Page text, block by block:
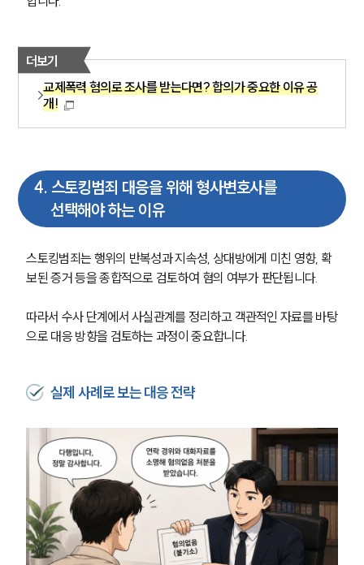
형사 법률정보
형사소송·상담후기
형사그룹 업무
전체
구성원 소개
형사전문변호사
소식/자료
공지사항
법률 블로그
뉴스레터/브로슈어
세미나
대륜법률상담예약
대륜법률상담예약
더보기
교제폭력 혐의로 조사를 받는다면? 합의가 중요한 이유 공
개!
4. 스토킹범죄 대응을 위해 형사변호사를
선택해야 하는 이유
스토킹범죄는 행위의 반복성과 지속성, 상대방에게 미친 영향, 확
보된 증거 등을 종합적으로 검토하여 혐의 여부가 판단됩니다.
따라서 수사 단계에서 사실관계를 정리하고 객관적인 자료를 바탕
으로 대응 방향을 검토하는 과정이 중요합니다.
실제 사례로 보는 대응 전략